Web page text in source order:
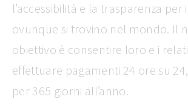
l’accessibilità e la trasparenza per
ovunque si trovino nel mondo. Il
obiettivo è consentire loro e i
effettuare pagamenti 24 ore su
per 365 giorni all’anno.